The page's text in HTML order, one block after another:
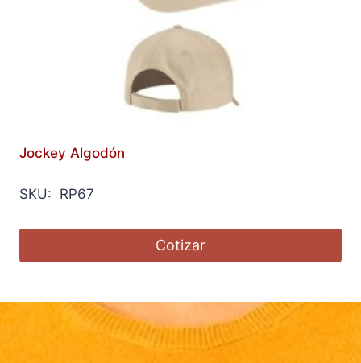
Jockey Algodón
SKU: RP67
Cotizar